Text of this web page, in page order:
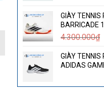
GIÀY TENNIS
BARRICADE
4.300.000₫
GIÀY TENNIS
ADIDAS